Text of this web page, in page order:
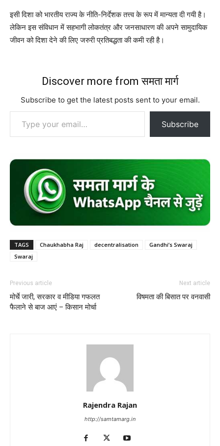
इसी दिशा को भारतीय राज्य के नीति-निर्देशक तत्त्व के रूप में मान्यता दी गयी है।
लेकिन इस संविधान में सहभागी लोकतंत्र और जनसाधारण की अपने सामुदायिक
जीवन को दिशा देने की लिए जरुरी प्रतिबद्धता की कमी रही है।
Discover more from समता मार्ग
Subscribe to get the latest posts sent to your email.
Type your email…
Subscribe
TAGS Chaukhabha Raj decentralisation
Gandhi’s Swaraj
Swaraj
Previous article
मोर्चे जारी, सरकार व मीडिया गफलत
फैलाने से बाज आएं – किसान मोर्चा
Next article
विषमता की बिसात पर वनवासी
Rajendra Rajan
http://samtamarg.in